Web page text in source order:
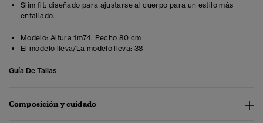
Slim fit: diseñado para ajustarse al cuerpo para un estilo más
entallado.
Modelo: Altura 1m74. Pecho 80 cm
El modelo lleva/La modelo lleva: 38
Guía De Tallas
Composición y cuidado